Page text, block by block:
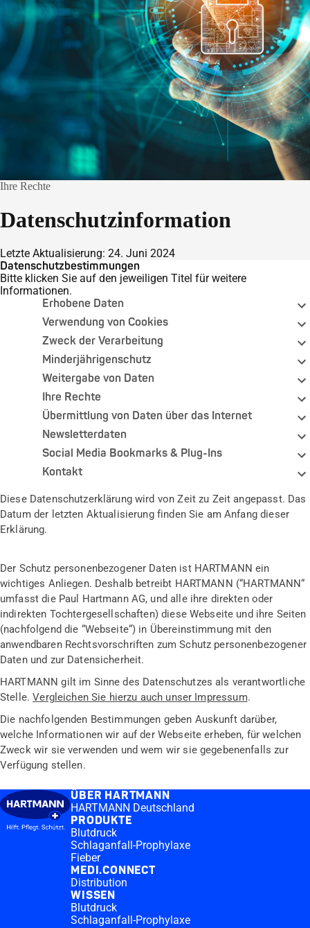
Ihre Rechte
Datenschutzinformation
Letzte Aktualisierung: 24. Juni 2024
Datenschutzbestimmungen
Bitte klicken Sie auf den jeweiligen Titel für weitere
Informationen.
Erhobene Daten
Verwendung von Cookies
Zweck der Verarbeitung
Minderjährigenschutz
Weitergabe von Daten
Ihre Rechte
Übermittlung von Daten über das Internet
Newsletterdaten
Social Media Bookmarks & Plug-Ins
Kontakt
Diese Datenschutzerklärung wird von Zeit zu Zeit angepasst. Das
Datum der letzten Aktualisierung finden Sie am Anfang dieser
Erklärung.
Der Schutz personenbezogener Daten ist HARTMANN ein
wichtiges Anliegen. Deshalb betreibt HARTMANN (“HARTMANN“
umfasst die Paul Hartmann AG, und alle ihre direkten oder
indirekten Tochtergesellschaften) diese Webseite und ihre Seiten
(nachfolgend die “Webseite“) in Übereinstimmung mit den
anwendbaren Rechtsvorschriften zum Schutz personenbezogener
Daten und zur Datensicherheit.
HARTMANN gilt im Sinne des Datenschutzes als verantwortliche
Stelle.Vergleichen Sie hierzu auch unser Impressum.
Die nachfolgenden Bestimmungen geben Auskunft darüber,
welche Informationen wir auf der Webseite erheben, für welchen
Zweck wir sie verwenden und wem wir sie gegebenenfalls zur
Verfügung stellen.
ÜBER HARTMANN
HARTMANN Deutschland
PRODUKTE
Blutdruck
Schlaganfall-Prophylaxe
Fieber
MEDI.CONNECT
Distribution
WISSEN
Blutdruck
Schlaganfall-Prophylaxe